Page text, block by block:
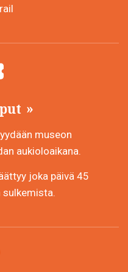
museon
aukioloaikana.
joka päivä 45
sulkemista.